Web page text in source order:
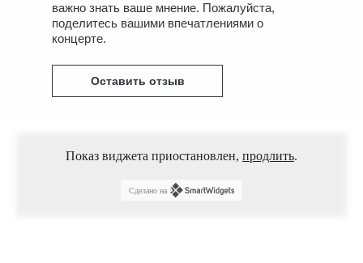
Оставить отзыв
важно знать ваше мнение. Пожалуйста,
поделитесь вашими впечатлениями о
концерте.
Показ виджета приостановлен, продлить.
Сделано на